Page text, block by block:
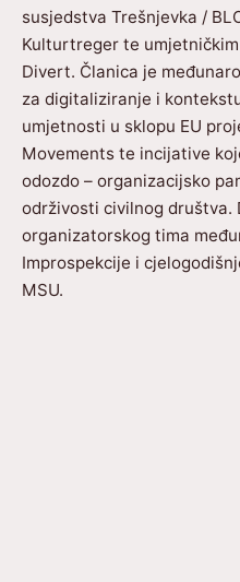
susjedstva Trešnjevka /
Kulturtreger te
Divert. Članica je
za digitaliziranje i
umjetnosti u sklopu EU
Movements te incijative
odozdo – organizacijsko
održivosti civilnog društva.
organizatorskog tima
Improspekcije i
MSU.